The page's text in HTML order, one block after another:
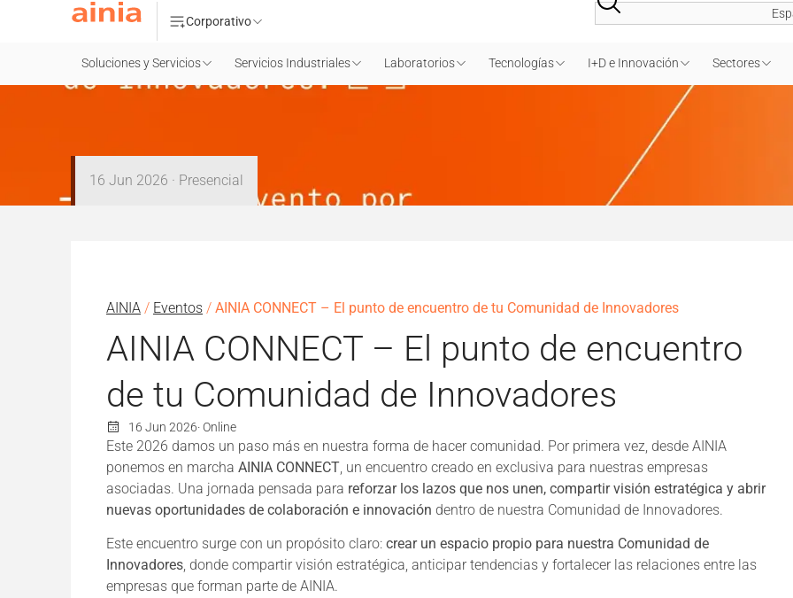
Corporativo
Soluciones y Servicios Servicios Industriales Laboratorios Tecnologías I+D e Innovación Sectores
16 Jun 2026 · Presencial
AINIA / Eventos / AINIA CONNECT – El punto de encuentro de tu Comunidad de Innovadores
AINIA CONNECT – El punto de encuentro
de tu Comunidad de Innovadores
16 Jun 2026· Online
Este 2026 damos un paso más en nuestra forma de hacer comunidad. Por primera vez, desde AINIA
ponemos en marcha AINIA CONNECT, un encuentro creado en exclusiva para nuestras empresas
asociadas. Una jornada pensada para reforzar los lazos que nos unen, compartir visión estratégica y abrir
nuevas oportunidades de colaboración e innovación dentro de nuestra Comunidad de Innovadores.
Este encuentro surge con un propósito claro: crear un espacio propio para nuestra Comunidad de
Innovadores, donde compartir visión estratégica, anticipar tendencias y fortalecer las relaciones entre las
empresas que forman parte de AINIA.